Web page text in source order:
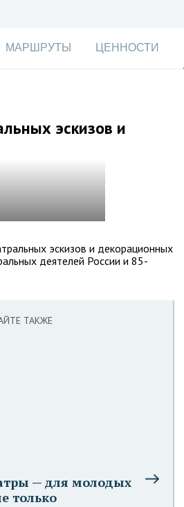
МАРШРУТЫ ЦЕННОСТИ
эскизов и
эскизов и декорационных
деятелей России и 85-
ТАКЖЕ
— для молодых
только